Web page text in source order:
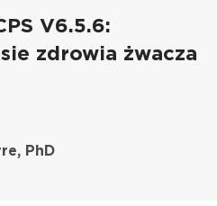
V6.5.6:
zdrowia żwacza
PhD